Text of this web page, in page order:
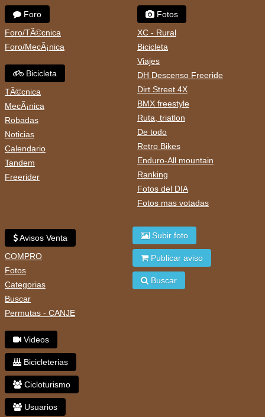
Foro
Foro/TÃ©cnica
Foro/MecÃ¡nica
Bicicleta
TÃ©cnica
MecÃ¡nica
Robadas
Noticias
Calendario
Tandem
Freerider
Fotos
XC - Rural
Bicicleta
Viajes
DH Descenso Freeride
Dirt Street 4X
BMX freestyle
Ruta, triatlon
De todo
Retro Bikes
Enduro-All mountain
Ranking
Fotos del DIA
Fotos mas votadas
Avisos Venta
COMPRO
Fotos
Categorias
Buscar
Permutas - CANJE
Videos
Bicicleterias
Cicloturismo
Usuarios
Subir foto
Publicar aviso
Buscar